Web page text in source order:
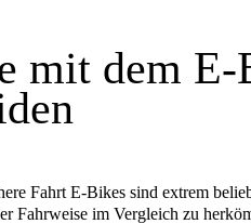
mit dem E-
Fahrt E-Bikes sind extrem
Fahrweise im Vergleich zu